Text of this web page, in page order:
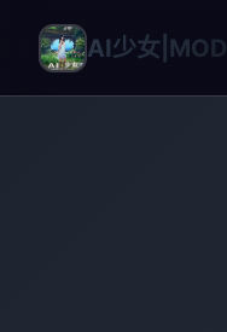
AI少女|MOD